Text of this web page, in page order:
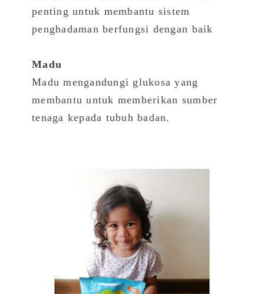
penting untuk membantu sistem
penghadaman berfungsi dengan baik
Madu
Madu mengandungi glukosa yang
membantu untuk memberikan sumber
tenaga kepada tubuh badan.